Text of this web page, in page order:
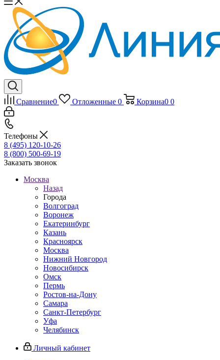
Сравнение0 Отложенные 0 Корзина0 0
Телефоны
8 (495) 120-10-26
8 (800) 500-69-19
Заказать звонок
Москва
Назад
Города
Волгоград
Воронеж
Екатеринбург
Казань
Красноярск
Москва
Нижний Новгород
Новосибирск
Омск
Пермь
Ростов-на-Дону
Самара
Санкт-Петербург
Уфа
Челябинск
Личный кабинет